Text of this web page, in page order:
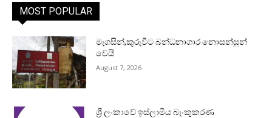
MOST POPULAR
මැගසින්,කුරුවිට බන්ධනාගාර නොසන්සුන්
වෙයි
August 7, 2026
ශ්‍රී ලංකාවේ ඉස්ලාමීය බැංකුකරණ